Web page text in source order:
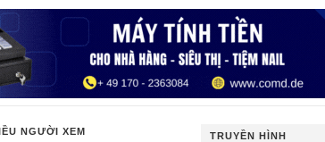
NGƯỜI XEM TRUYỀN HÌNH